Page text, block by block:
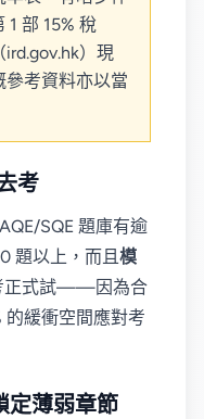
1 部 15% 稅
）現
考資料亦以當
考
SQE 題庫有逾
題以上，而且模
正式試——因為合
的緩衝空間應對考
定薄弱章節